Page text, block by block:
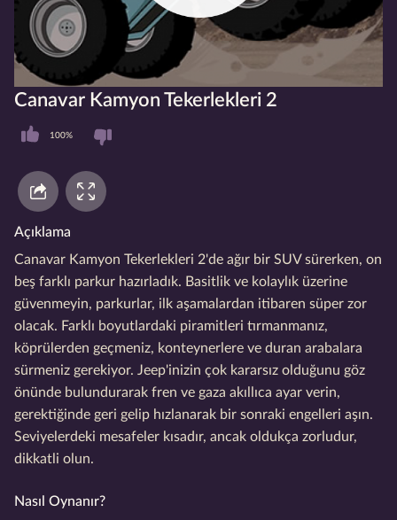
Canavar Kamyon Tekerlekleri 2
100%
Açıklama
Canavar Kamyon Tekerlekleri 2'de ağır bir SUV sürerken, on
beş farklı parkur hazırladık. Basitlik ve kolaylık üzerine
güvenmeyin, parkurlar, ilk aşamalardan itibaren süper zor
olacak. Farklı boyutlardaki piramitleri tırmanmanız,
köprülerden geçmeniz, konteynerlere ve duran arabalara
sürmeniz gerekiyor. Jeep'inizin çok kararsız olduğunu göz
önünde bulundurarak fren ve gaza akıllıca ayar verin,
gerektiğinde geri gelip hızlanarak bir sonraki engelleri aşın.
Seviyelerdeki mesafeler kısadır, ancak oldukça zorludur,
dikkatli olun.
Nasıl Oynanır?